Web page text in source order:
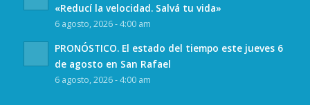
«Reducí la velocidad. Salvá tu vida»
6 agosto, 2026 - 4:00 am
PRONÓSTICO. El estado del tiempo este jueves 6
de agosto en San Rafael
6 agosto, 2026 - 4:00 am